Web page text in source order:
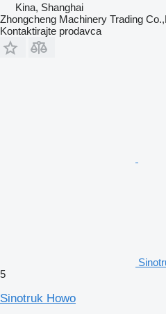
Kina, Shanghai
Zhongcheng Machinery Trading
Kontaktirajte prodavca
5
Sinotruk Howo